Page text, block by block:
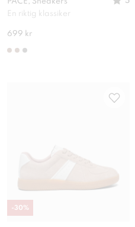
En riktig klassiker
699 kr
-30%